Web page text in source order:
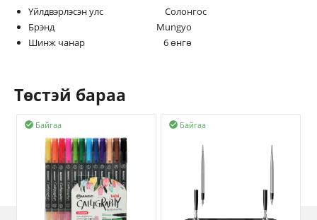
Үйлдвэрлэсэн улс Солонгос
Брэнд Mungyo
Шинж чанар 6 өнгө
Төстэй бараа
Байгаа
 Байгаа
